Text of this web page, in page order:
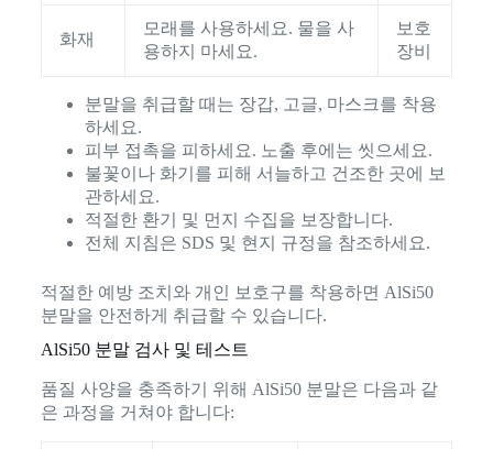
화재
모래를 사용하세요. 물을 사
용하지 마세요.
보호
장비
분말을 취급할 때는 장갑, 고글, 마스크를 착용
하세요.
피부 접촉을 피하세요. 노출 후에는 씻으세요.
불꽃이나 화기를 피해 서늘하고 건조한 곳에 보
관하세요.
적절한 환기 및 먼지 수집을 보장합니다.
전체 지침은 SDS 및 현지 규정을 참조하세요.
적절한 예방 조치와 개인 보호구를 착용하면 AlSi50
분말을 안전하게 취급할 수 있습니다.
AlSi50 분말 검사 및 테스트
품질 사양을 충족하기 위해 AlSi50 분말은 다음과 같
은 과정을 거쳐야 합니다: